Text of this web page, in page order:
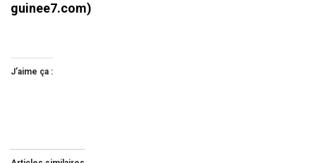
guinee7.com)
J’aime ça :